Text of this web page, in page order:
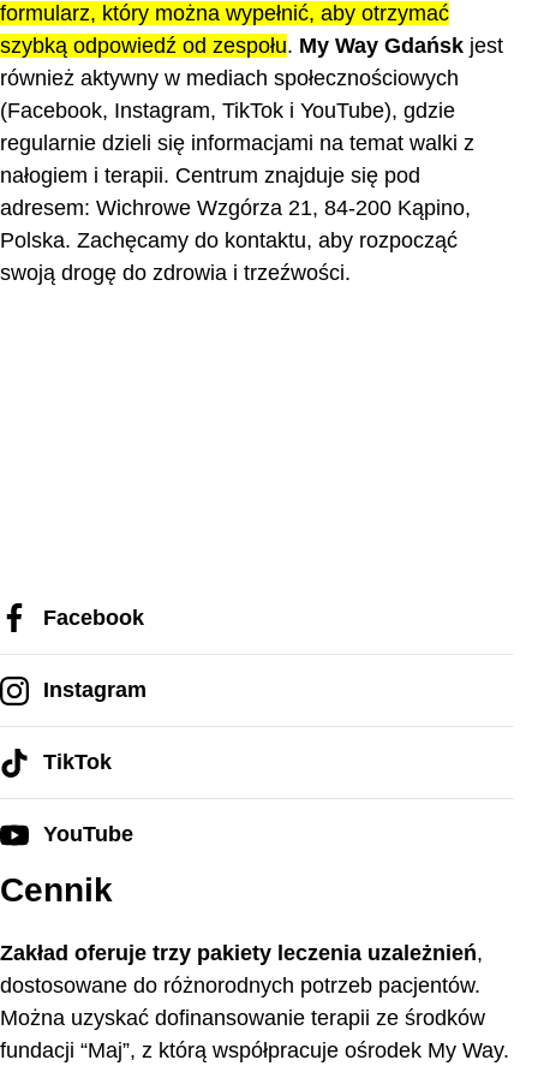
formularz, który można wypełnić, aby otrzymać
szybką odpowiedź od zespołu. My Way Gdańsk jest
również aktywny w mediach społecznościowych
(Facebook, Instagram, TikTok i YouTube), gdzie
regularnie dzieli się informacjami na temat walki z
nałogiem i terapii. Centrum znajduje się pod
adresem: Wichrowe Wzgórza 21, 84-200 Kąpino,
Polska. Zachęcamy do kontaktu, aby rozpocząć
swoją drogę do zdrowia i trzeźwości.
Facebook
Instagram
TikTok
YouTube
Cennik
Zakład oferuje trzy pakiety leczenia uzależnień,
dostosowane do różnorodnych potrzeb pacjentów.
Można uzyskać dofinansowanie terapii ze środków
fundacji “Maj”, z którą współpracuje ośrodek My Way.